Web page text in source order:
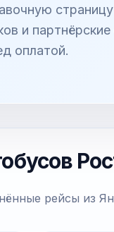
и
оплатой.
рейсы из